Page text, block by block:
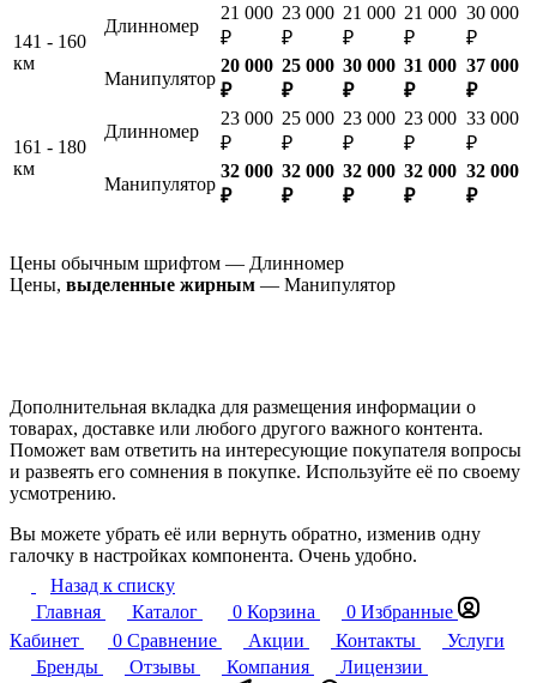
141 - 160
км
Длинномер
21 000
₽
23 000
₽
21 000
₽
21 000
₽
30 000
₽
Манипулятор
20 000
₽
25 000
₽
30 000
₽
31 000
₽
37 000
₽
161 - 180
км
Длинномер
23 000
₽
25 000
₽
23 000
₽
23 000
₽
33 000
₽
Манипулятор
32 000
₽
32 000
₽
32 000
₽
32 000
₽
32 000
₽
Цены обычным шрифтом — Длинномер
Цены, выделенные жирным — Манипулятор
Дополнительная вкладка для размещения информации о
товарах, доставке или любого другого важного контента.
Поможет вам ответить на интересующие покупателя вопросы
и развеять его сомнения в покупке. Используйте её по своему
усмотрению.
Вы можете убрать её или вернуть обратно, изменив одну
галочку в настройках компонента. Очень удобно.
Назад к списку
Главная
Каталог 0 Корзина 0 Избранные
Кабинет
0 Сравнение Акции Контакты
Услуги
Бренды
Отзывы Компания
Лицензии